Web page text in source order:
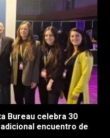
Bureau celebra 30
encuentro de